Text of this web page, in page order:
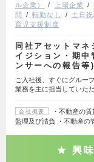
ル企業）
上場企業
問
転勤なし 土日
育児支援制度
同社アセットマネ
イジション・期
ンサーへの報告
ご入社後、すぐにグルー
業務を主に担当していた
会社概要
・不動産の
監理及び請負 ・不動産の
興